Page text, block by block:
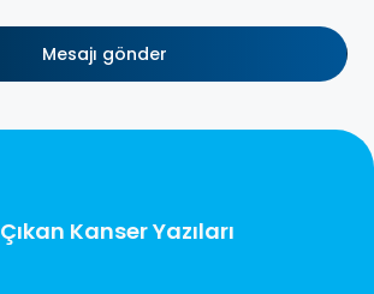
Mesajı gönder
Kanser Yazıları